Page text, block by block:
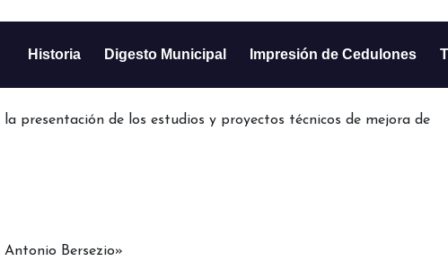
Historia Digesto Municipal Impresión de Cedulones
presentación de los estudios y proyectos técnicos de mejora de
Bersezio»